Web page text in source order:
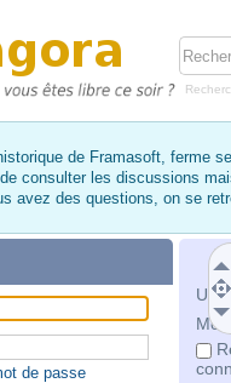
de Framasoft, ferme
consulter les discussions
avez des questions, on se
Mot
de passe